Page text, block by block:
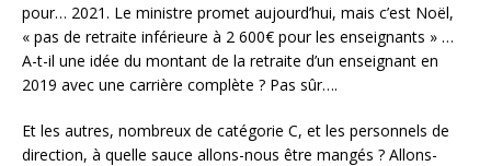
pour… 2021. Le ministre promet aujourd’hui, mais c’est Noël,
« pas de retraite inférieure à 2 600€ pour les enseignants » …
A-t-il une idée du montant de la retraite d’un enseignant en
2019 avec une carrière complète ? Pas sûr….
Et les autres, nombreux de catégorie C, et les personnels de
direction, à quelle sauce allons-nous être mangés ? Allons-